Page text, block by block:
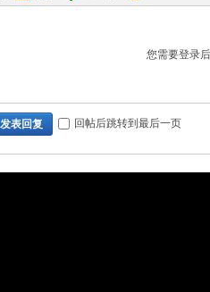
您需要登录
发表回复 回帖后跳转到最后一页